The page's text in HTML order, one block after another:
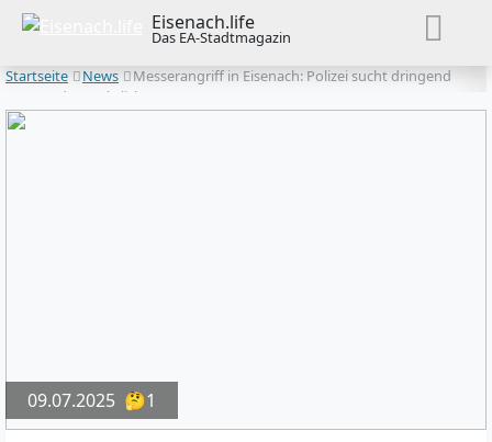
Eisenach.life
Das EA-Stadtmagazin
Startseite
News
Messerangriff in Eisenach: Polizei sucht dringend
Zeugen der nächtlichen Tat
09.07.2025 🤔1